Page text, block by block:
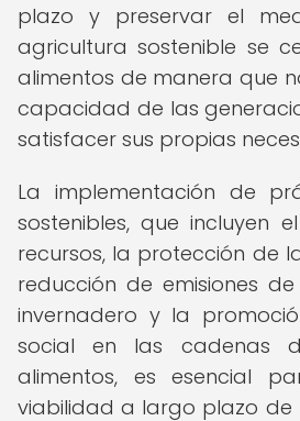
plazo y preservar el
agricultura sostenible se
alimentos de manera que
capacidad de las
satisfacer sus propias
La implementación de
sostenibles, que incluyen
recursos, la protección de
reducción de emisiones
invernadero y la
social en las cadenas
alimentos, es esencial
viabilidad a largo plazo de